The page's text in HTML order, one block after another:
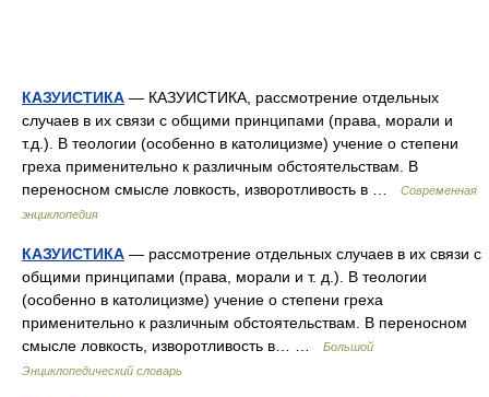
КАЗУИСТИКА — КАЗУИСТИКА, рассмотрение отдельных
случаев в их связи с общими принципами (права, морали и
т.д.). В теологии (особенно в католицизме) учение о степени
греха применительно к различным обстоятельствам. В
переносном смысле ловкость, изворотливость в …
Современная
энциклопедия
КАЗУИСТИКА — рассмотрение отдельных случаев в их связи с
общими принципами (права, морали и т. д.). В теологии
(особенно в католицизме) учение о степени греха
применительно к различным обстоятельствам. В переносном
смысле ловкость, изворотливость в… …
Большой
Энциклопедический словарь